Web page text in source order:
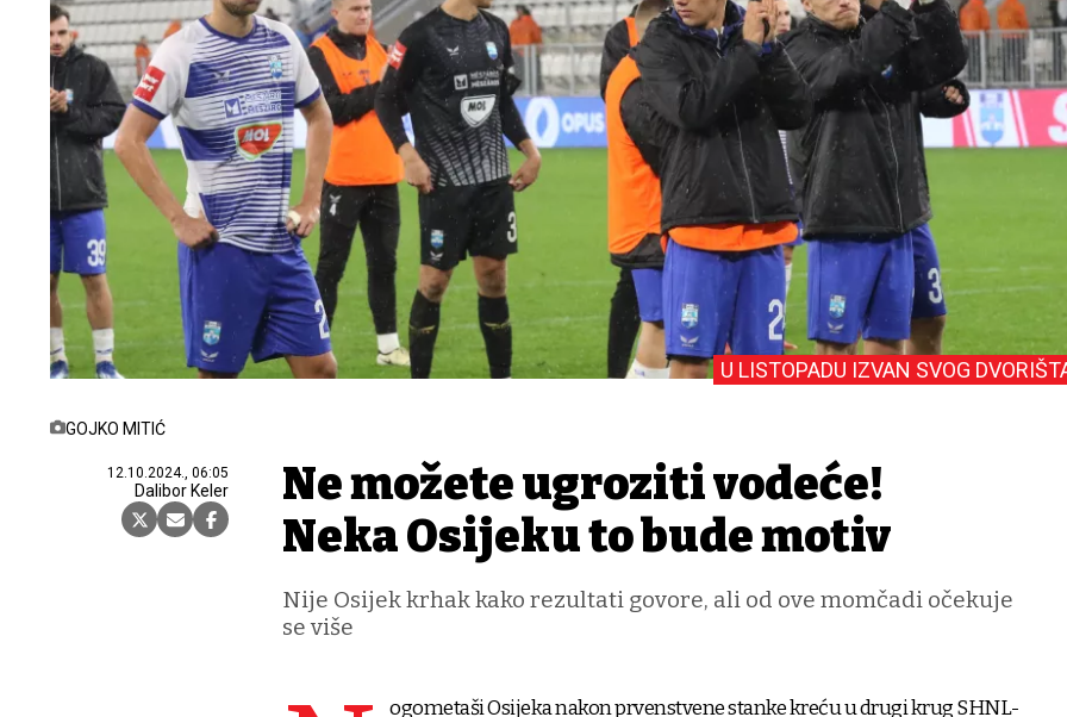
GOJKO MITIĆ
12.10.2024., 06:05
Dalibor Keler
U LISTOPADU IZVAN SVOG
Ne možete ugroziti vodeće!
Neka Osijeku to bude motiv
Nije Osijek krhak kako rezultati govore, ali od ove momčadi očekuje
se više
ogometaši Osijeka nakon prvenstvene stanke kreću u drugi krug SHNL-